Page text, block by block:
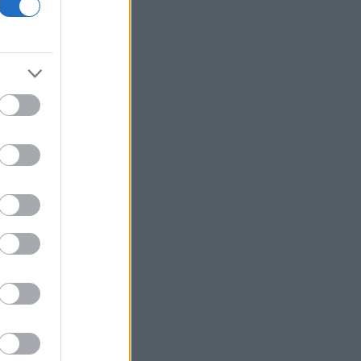
drones τη νύχτα - Ελαφρές ζημιές σε
αποθήκη της Wildberries
το Σούμι
Ιός Δυτικού Νείλου: Στα 65 τα
κρούσματα στην Ελλάδα - 23 νέα μέσα
Metlen: Καθαρά κέρδη 313 εκατ. ευρώ -
Τουρισμός για Όλους: Ποιοι κάνουν
αίτηση σήμερα
Αστέρια Michelin στο σπίτι - «Χρυσοί»
σεφ
μέτωπο η πυρκαγιά στο Καρύδι
Σητείας